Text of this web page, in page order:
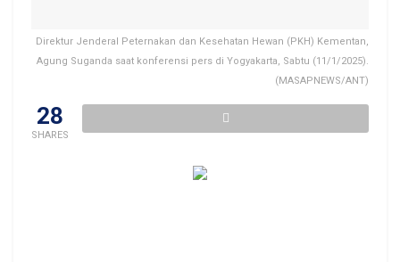
Direktur Jenderal Peternakan dan Kesehatan Hewan (PKH) Kementan,
Agung Suganda saat konferensi pers di Yogyakarta, Sabtu (11/1/2025).
(MASAPNEWS/ANT)
28
SHARES